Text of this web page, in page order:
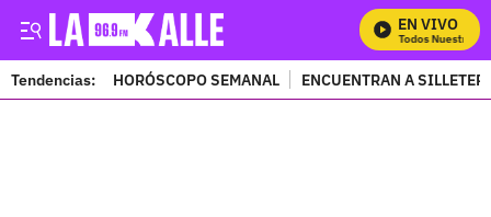
EN VIVO
Mira Todos Nuestros
Tendencias: HORÓSCOPO SEMANAL ENCUENTRAN A